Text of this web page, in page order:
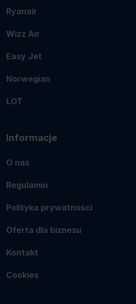
Ryanair
Wizz Air
Easy Jet
Norwegian
LOT
Informacje
O nas
Regulamin
Polityka prywatności
Oferta dla biznesu
Kontakt
Cookies